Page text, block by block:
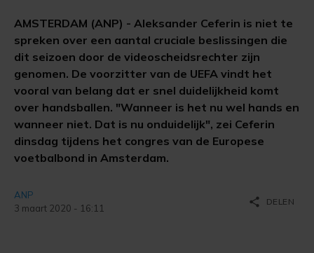
AMSTERDAM (ANP) - Aleksander Ceferin is niet te
spreken over een aantal cruciale beslissingen die
dit seizoen door de videoscheidsrechter zijn
genomen. De voorzitter van de UEFA vindt het
vooral van belang dat er snel duidelijkheid komt
over handsballen. "Wanneer is het nu wel hands en
wanneer niet. Dat is nu onduidelijk", zei Ceferin
dinsdag tijdens het congres van de Europese
voetbalbond in Amsterdam.
ANP
3 maart 2020 - 16:11
share DELEN